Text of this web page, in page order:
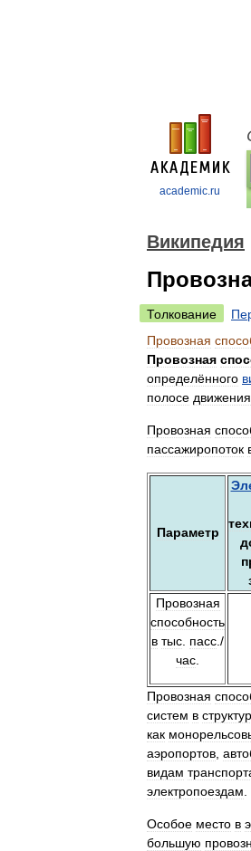
academic.ru
Википедия
Толкование
Провозная
Провозная
определённого
полосе движения
Провозная
пассажиропоток
Параметр
Провозная
способность
в тыс пасс ./
час
Провозная
систем в
как
аэропортов
видам
электропоездам
Особое место в
большую